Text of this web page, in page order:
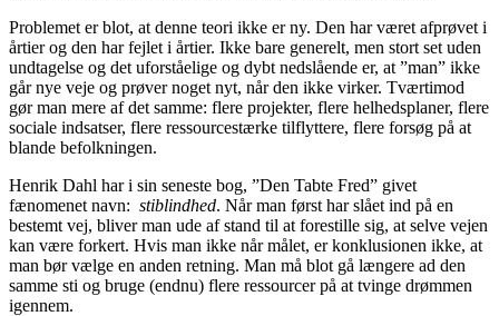
Problemet er blot, at denne teori ikke er ny. Den har været afprøvet i
årtier og den har fejlet i årtier. Ikke bare generelt, men stort set uden
undtagelse og det uforståelige og dybt nedslående er, at ”man” ikke
går nye veje og prøver noget nyt, når den ikke virker. Tværtimod
gør man mere af det samme: flere projekter, flere helhedsplaner, flere
sociale indsatser, flere ressourcestærke tilflyttere, flere forsøg på at
blande befolkningen.
Henrik Dahl har i sin seneste bog, ”Den Tabte Fred” givet
fænomenet navn: stiblindhed. Når man først har slået ind på en
bestemt vej, bliver man ude af stand til at forestille sig, at selve vejen
kan være forkert. Hvis man ikke når målet, er konklusionen ikke, at
man bør vælge en anden retning. Man må blot gå længere ad den
samme sti og bruge (endnu) flere ressourcer på at tvinge drømmen
igennem.